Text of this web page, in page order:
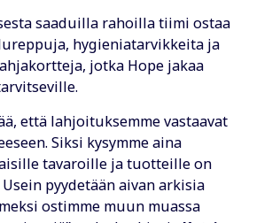
saaduilla rahoilla tiimi ostaa
hygieniatarvikkeita ja
jotka Hope jakaa
että lahjoituksemme vastaavat
Siksi kysymme aina
tavaroille ja tuotteille on
pyydetään aivan arkisia
ostimme muun muassa